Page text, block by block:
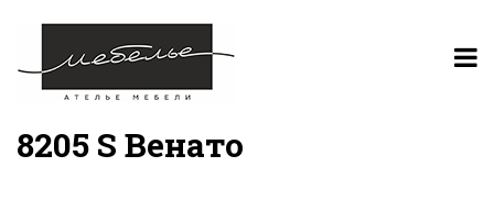
8205 S Венато